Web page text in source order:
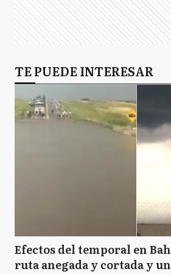
TE PUEDE INTERESAR
Efectos del temporal en
ruta anegada y cortada y